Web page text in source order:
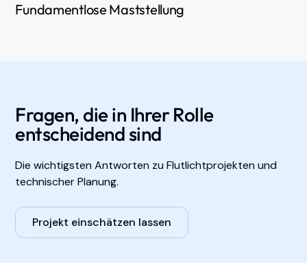
Fundamentlose Maststellung
Fragen, die in Ihrer Rolle
entscheidend sind
Die wichtigsten Antworten zu Flutlichtprojekten und
technischer Planung.
Projekt einschätzen lassen